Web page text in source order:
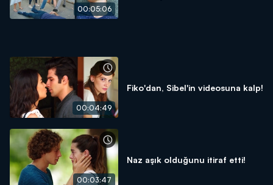
00:05:06
00:04:49
Fiko'dan, Sibel'in videosuna kalp!
00:03:47
Naz aşık olduğunu itiraf etti!